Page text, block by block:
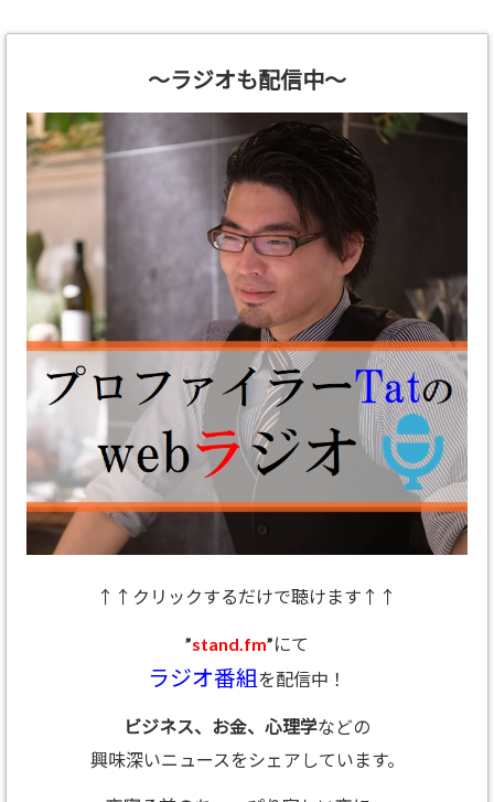
～ラジオも配信中～
↑↑クリックするだけで聴けます↑↑
”stand.fm”にて
ラジオ番組を配信中！
ビジネス、お金、心理学などの
興味深いニュースをシェアしています。